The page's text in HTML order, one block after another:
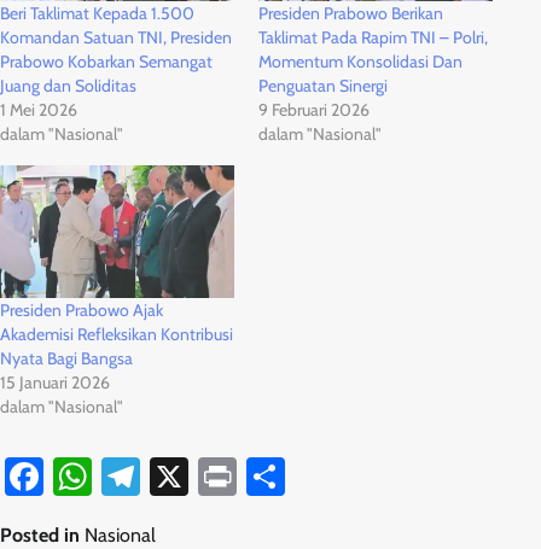
Beri Taklimat Kepada 1.500
Komandan Satuan TNI, Presiden
Prabowo Kobarkan Semangat
Juang dan Soliditas
1 Mei 2026
dalam "Nasional"
Presiden Prabowo Berikan
Taklimat Pada Rapim TNI – Polri,
Momentum Konsolidasi Dan
Penguatan Sinergi
9 Februari 2026
dalam "Nasional"
Presiden Prabowo Ajak
Akademisi Refleksikan Kontribusi
Nyata Bagi Bangsa
15 Januari 2026
dalam "Nasional"
Facebook
WhatsApp
Telegram
X Print
Posted in Nasional